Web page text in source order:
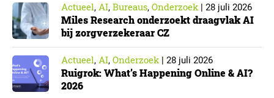
Actueel, AI, Bureaus, Onderzoek| 28 juli 2026
Miles Research onderzoekt draagvlak AI
bij zorgverzekeraar CZ
Actueel, AI, Onderzoek| 28 juli 2026
Ruigrok: What’s Happening Online & AI?
2026